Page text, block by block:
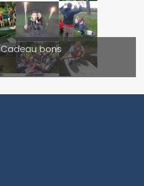
Cadeau bons